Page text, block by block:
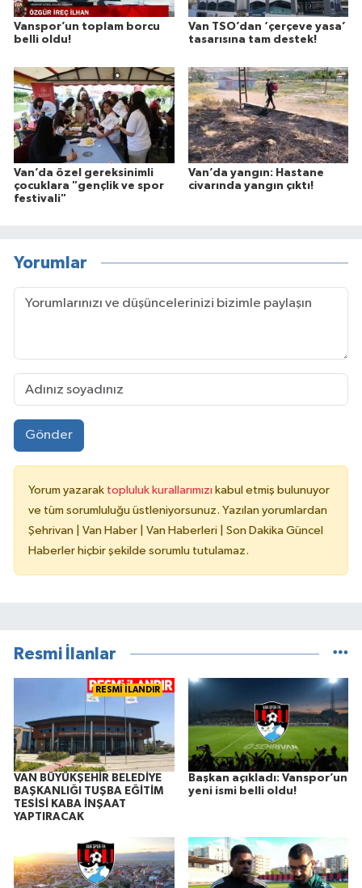
Vanspor’un toplam borcu
belli oldu!
Van TSO’dan ‘çerçeve yasa’
tasarısına tam destek!
Van’da özel gereksinimli
çocuklara "gençlik ve spor
festivali"
Van’da yangın: Hastane
civarında yangın çıktı!
Yorumlar
Gönder
Yorum yazarak topluluk kurallarımızı kabul etmiş bulunuyor
ve tüm sorumluluğu üstleniyorsunuz. Yazılan yorumlardan
Şehrivan | Van Haber | Van Haberleri | Son Dakika Güncel
Haberler hiçbir şekilde sorumlu tutulamaz.
Resmi İlanlar
RESMİ İLANDIR
VAN BÜYÜKŞEHİR BELEDİYE
BAŞKANLIĞI TUŞBA EĞİTİM
TESİSİ KABA İNŞAAT
YAPTIRACAK
Başkan açıkladı: Vanspor’un
yeni ismi belli oldu!